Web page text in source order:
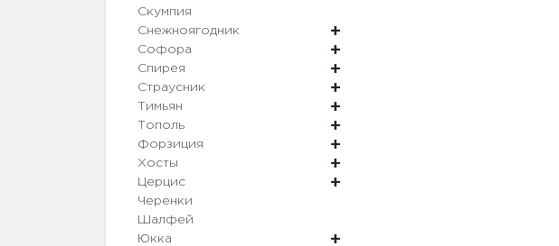
Скумпия
Снежноягодник
Софора
Спирея
Страусник
Тимьян
Тополь
Форзиция
Хосты
Церцис
Черенки
Шалфей
Юкка